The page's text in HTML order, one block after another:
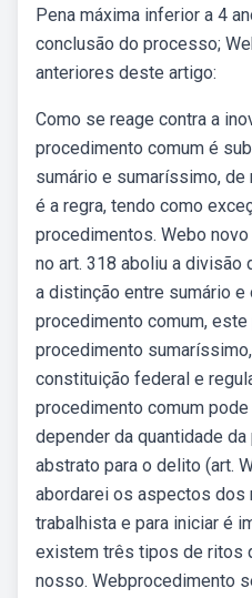
Pena máxima inferior a 4
conclusão do processo;
anteriores deste artigo:
Como se reage contra a
procedimento comum é
sumário e sumaríssimo, de
é a regra, tendo como
procedimentos. Webo
no art. 318 aboliu a
a distinção entre sumário e
procedimento comum,
procedimento
constituição federal e
procedimento comum
depender da quantidade
abstrato para o delito (art.
abordarei os aspectos
trabalhista e para iniciar é
existem três tipos de ritos
nosso. Webprocedimento